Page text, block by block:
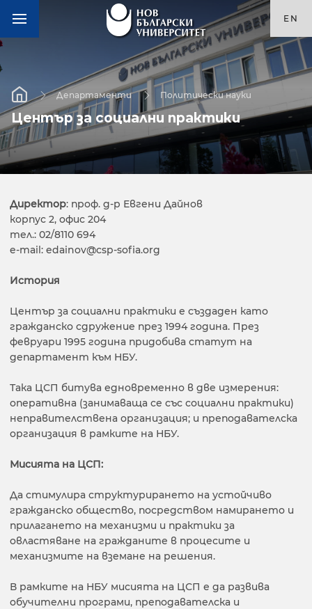
EN
Департаменти Политически науки
Център за социални практики
Директор: проф. д-р Евгени Дайнов
корпус 2, офис 204
тел.: 02/8110 694
e-mail: edainov@csp-sofia.org
История
Център за социални практики е създаден като
гражданско сдружение през 1994 година. През
февруари 1995 година придобива статут на
департамент към НБУ.
Така ЦСП битува едновременно в две измерения:
оперативна (занимаваща се със социални практики)
неправителствена организация; и преподавателска
организация в рамките на НБУ.
Мисията на ЦСП:
Да стимулира структурирането на устойчиво
гражданско общество, посредством намирането и
прилагането на механизми и практики за
овластяване на гражданите в процесите и
механизмите на вземане на решения.
В рамките на НБУ мисията на ЦСП е да развива
обучителни програми, преподавателска и